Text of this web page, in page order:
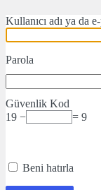
Kullanıcı adı ya da
Parola
Güvenlik Kod
19 −
= 9
Beni hatırla